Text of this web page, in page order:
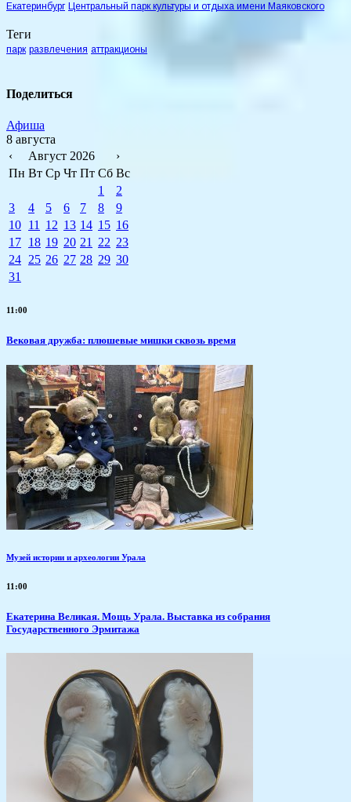
Екатеринбург Центральный парк культуры и отдыха имени Маяковского
Теги
парк развлечения аттракционы
Поделиться
Афиша
8 августа
‹
Август 2026
›
Пн Вт Ср Чт Пт Сб Вс
1
2
3
4 5 6 7 8
9
10 11 12 13 14 15 16
17 18 19 20 21 22 23
24 25 26 27 28 29 30
31
11:00
Вековая дружба: плюшевые мишки сквозь время
Музей истории и археологии Урала
11:00
​Екатерина Великая. Мощь Урала. Выставка из собрания
Государственного Эрмитажа